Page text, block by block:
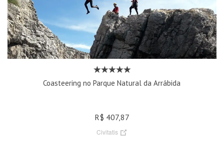
Coasteering no Parque Natural da Arrábida
R$ 407,87
Civitatis